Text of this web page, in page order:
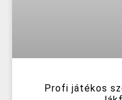
Profi játékos